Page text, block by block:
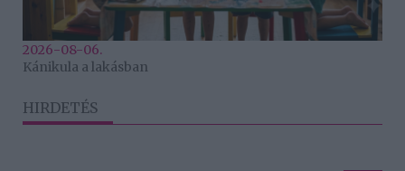
2026-08-06.
Kánikula a lakásban
HIRDETÉS